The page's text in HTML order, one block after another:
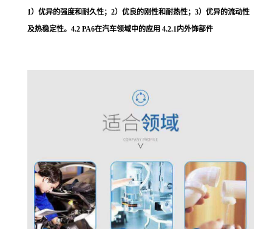
1）优异的强度和耐久性；2）优良的刚性和耐热性；3）优异的流动性
及热稳定性。4.2 PA6在汽车领域中的应用 4.2.1内外饰部件